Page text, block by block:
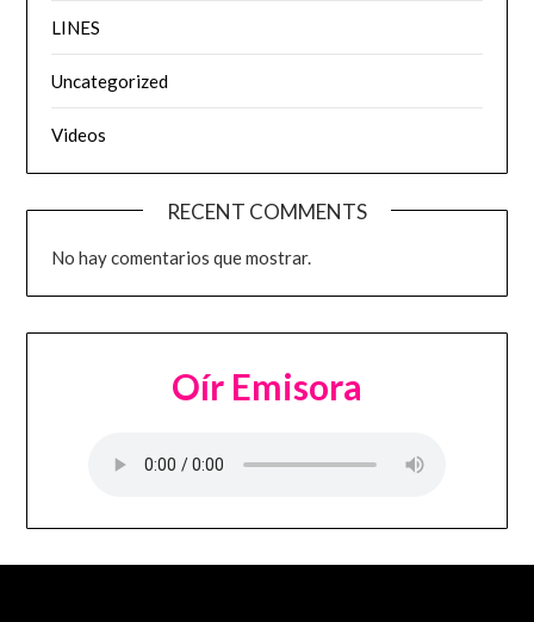
LINES
Uncategorized
Videos
RECENT COMMENTS
No hay comentarios que mostrar.
Oír Emisora